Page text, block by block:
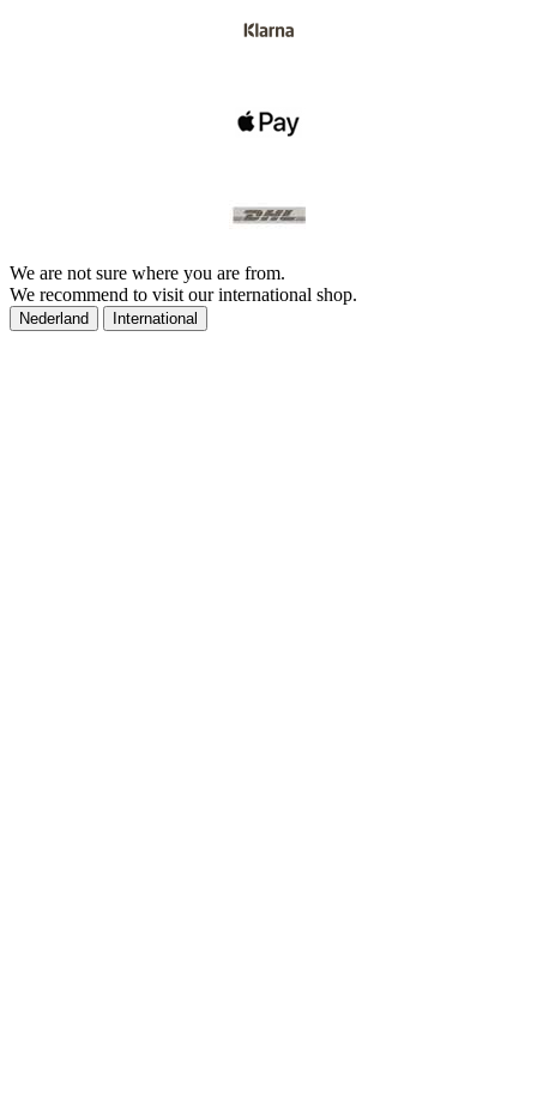
We are not sure where you are from.
We recommend to visit our international shop.
Nederland International